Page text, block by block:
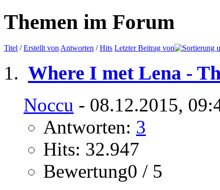
Themen im Forum
Titel /Erstellt von Antworten /Hits Letzter Beitrag von
Where I met Lena -
Noccu - 08.12.2015,
Antworten: 3
Hits: 32.947
Bewertung0 / 5